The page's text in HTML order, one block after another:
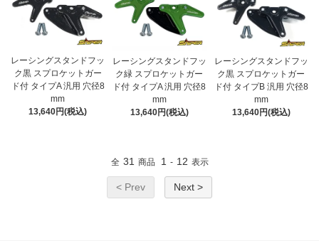
レーシングスタンドフッ
ク黒 スプロケットガー
ド付 タイプA 汎用 穴径8
mm
13,640円(税込)
レーシングスタンドフッ
ク緑 スプロケットガー
ド付 タイプA 汎用 穴径8
mm
13,640円(税込)
レーシングスタンドフッ
ク黒 スプロケットガー
ド付 タイプB 汎用 穴径8
mm
13,640円(税込)
全 31 商品 1 - 12 表示
< Prev Next >